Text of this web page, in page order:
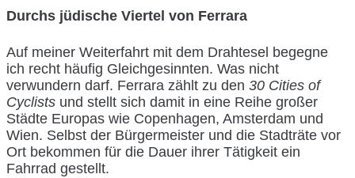
Durchs jüdische Viertel von Ferrara
Auf meiner Weiterfahrt mit dem Drahtesel begegne
ich recht häufig Gleichgesinnten. Was nicht
verwundern darf. Ferrara zählt zu den 30 Cities of
Cyclists und stellt sich damit in eine Reihe großer
Städte Europas wie Copenhagen, Amsterdam und
Wien. Selbst der Bürgermeister und die Stadträte vor
Ort bekommen für die Dauer ihrer Tätigkeit ein
Fahrrad gestellt.